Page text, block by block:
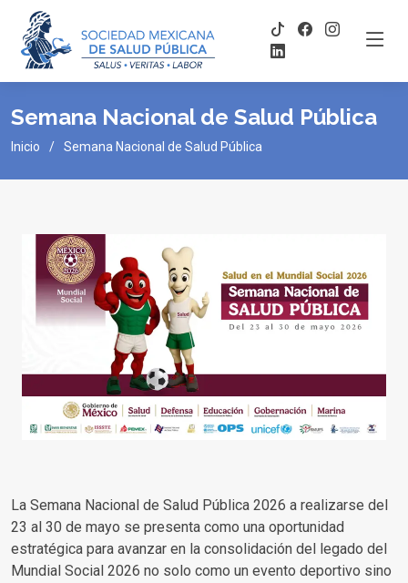
Semana Nacional de Salud Pública
Inicio Semana Nacional de Salud Pública
La Semana Nacional de Salud Pública 2026 a realizarse del
23 al 30 de mayo se presenta como una oportunidad
estratégica para avanzar en la consolidación del legado del
Mundial Social 2026 no solo como un evento deportivo sino